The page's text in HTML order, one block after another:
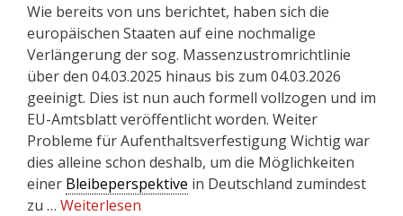
Wie bereits von uns berichtet, haben sich die
europäischen Staaten auf eine nochmalige
Verlängerung der sog. Massenzustromrichtlinie
über den 04.03.2025 hinaus bis zum 04.03.2026
geeinigt. Dies ist nun auch formell vollzogen und im
EU-Amtsblatt veröffentlicht worden. Weiter
Probleme für Aufenthaltsverfestigung Wichtig war
dies alleine schon deshalb, um die Möglichkeiten
einer Bleibeperspektive in Deutschland zumindest
zu … Weiterlesen